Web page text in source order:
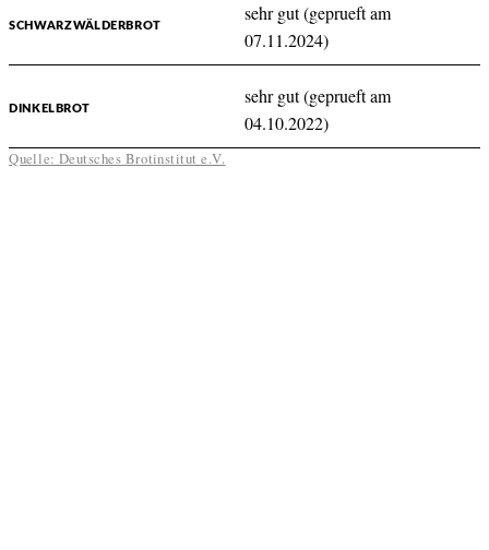
SCHWARZWÄLDERBROT
sehr gut (geprueft am
07.11.2024)
DINKELBROT
sehr gut (geprueft am
04.10.2022)
Quelle: Deutsches Brotinstitut e.V.